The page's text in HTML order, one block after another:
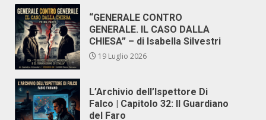
“GENERALE CONTRO
GENERALE. IL CASO DALLA
CHIESA” – di Isabella Silvestri
19 Luglio 2026
L’Archivio dell’Ispettore Di
Falco | Capitolo 32: Il Guardiano
del Faro